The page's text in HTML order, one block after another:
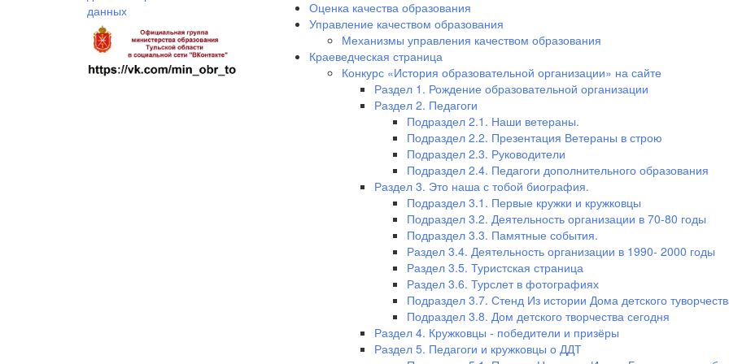
данных
Оценка качества образования
Управление качеством образования
Механизмы управления качеством образования
Краеведческая страница
Конкурс «История образовательной организации» на сайте
Раздел 1. Рождение образовательной организации
Раздел 2. Педагоги
Подраздел 2.1. Наши ветераны.
Подраздел 2.2. Презентация Ветераны в строю
Подраздел 2.3. Руководители
Подраздел 2.4. Педагоги дополнительного образования
Раздел 3. Это наша с тобой биография.
Подраздел 3.1. Первые кружки и кружковцы
Подраздел 3.2. Деятельность организации в 70-80 годы
Подраздел 3.3. Памятные события.
Раздел 3.4. Деятельность организации в 1990- 2000 годы
Раздел 3.5. Туристская страница
Раздел 3.6. Турслет в фотографиях
Подраздел 3.7. Стенд Из истории Дома детского
Подраздел 3.8. Дом детского творчества сегодня
Раздел 4. Кружковцы - победители и призёры
Раздел 5. Педагоги и кружковцы о ДДТ